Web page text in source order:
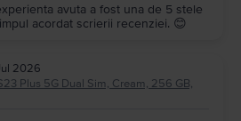
avuta a fost una de 5 stele
acordat scrierii recenziei. 😊
2026
Plus 5G Dual Sim, Cream, 256 GB,